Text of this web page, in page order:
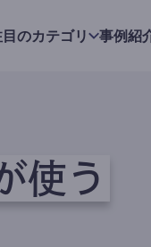
のカテゴリ 事例紹
使う